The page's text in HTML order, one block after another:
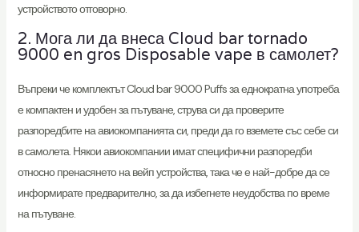
устройството отговорно.
2. Мога ли да внеса Cloud bar tornado
9000 en gros Disposable vape в самолет?
Въпреки че комплектът Cloud bar 9000 Puffs за еднократна употреба
е компактен и удобен за пътуване, струва си да проверите
разпоредбите на авиокомпанията си, преди да го вземете със себе си
в самолета. Някои авиокомпании имат специфични разпоредби
относно пренасянето на вейп устройства, така че е най-добре да се
информирате предварително, за да избегнете неудобства по време
на пътуване.